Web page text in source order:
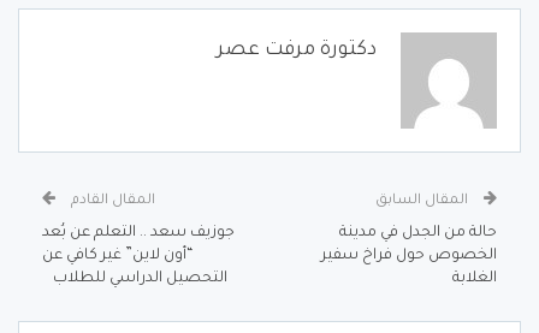
دكتورة مرفت عصر
المقال السابق
حالة من الجدل في مدينة
الخصوص حول فراخ سفير
الغلابة
المقال القادم
جوزيف سعد .. التعلم عن بُعد
“أون لاين” غير كافي عن
التحصيل الدراسي للطلاب